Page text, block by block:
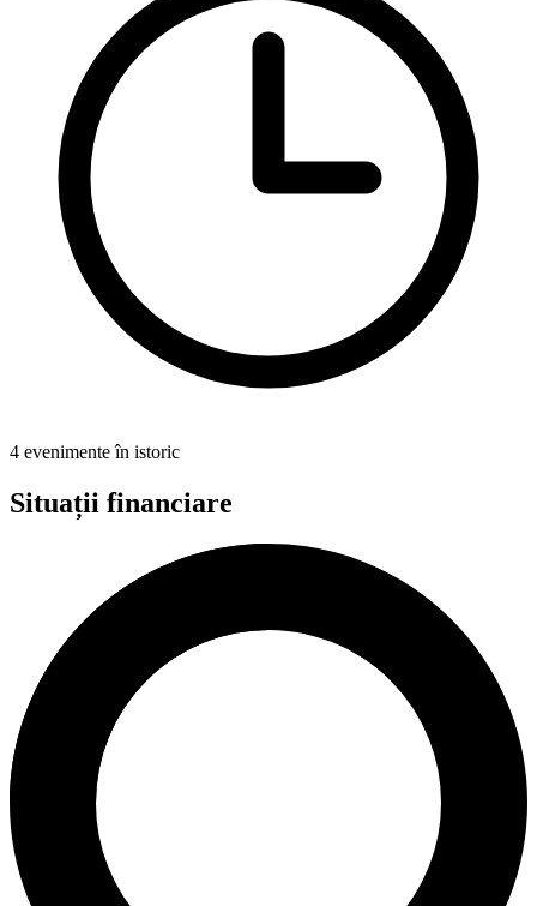
4 evenimente în istoric
Situații financiare